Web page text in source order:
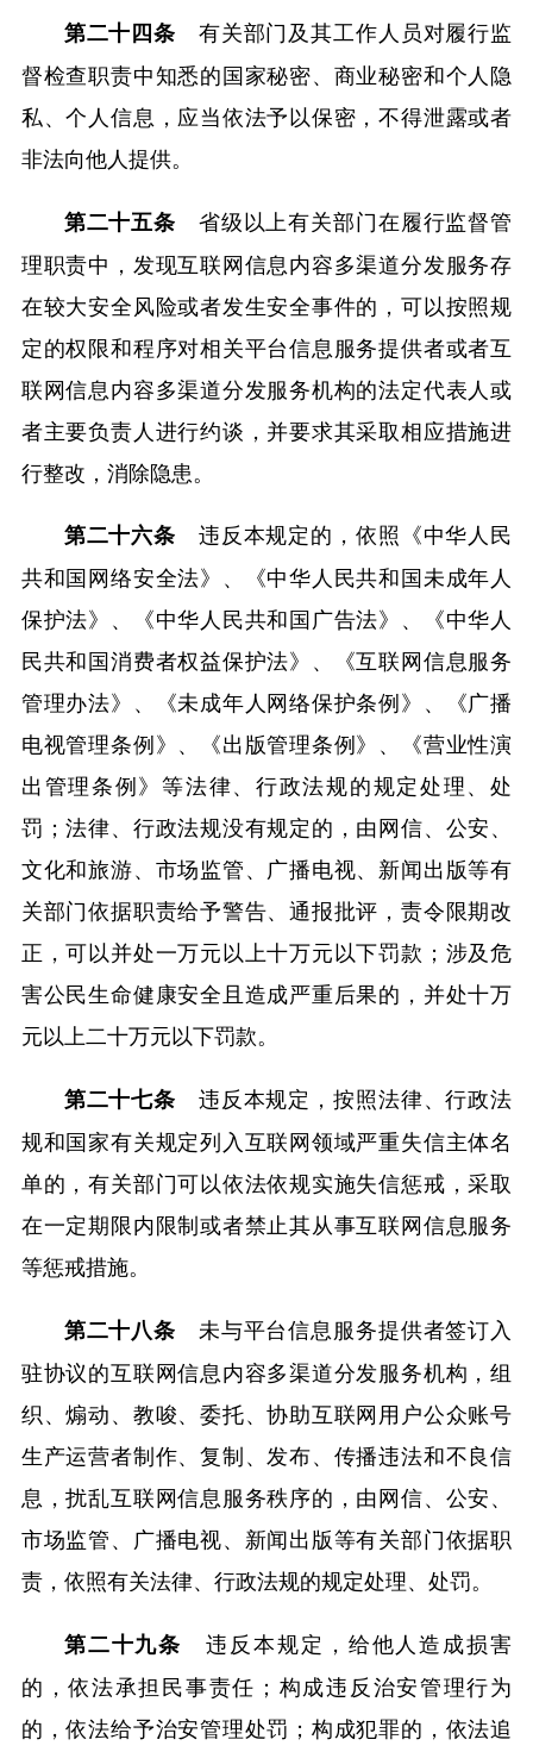
第二十四条 有关部门及其工作人员对履行监
督检查职责中知悉的国家秘密、商业秘密和个人隐
私、个人信息，应当依法予以保密，不得泄露或者
非法向他人提供。
第二十五条 省级以上有关部门在履行监督管
理职责中，发现互联网信息内容多渠道分发服务存
在较大安全风险或者发生安全事件的，可以按照规
定的权限和程序对相关平台信息服务提供者或者互
联网信息内容多渠道分发服务机构的法定代表人或
者主要负责人进行约谈，并要求其采取相应措施进
行整改，消除隐患。
第二十六条 违反本规定的，依照《中华人民
共和国网络安全法》、《中华人民共和国未成年人
保护法》、《中华人民共和国广告法》、《中华人
民共和国消费者权益保护法》、《互联网信息服务
管理办法》、《未成年人网络保护条例》、《广播
电视管理条例》、《出版管理条例》、《营业性演
出管理条例》等法律、行政法规的规定处理、处
罚；法律、行政法规没有规定的，由网信、公安、
文化和旅游、市场监管、广播电视、新闻出版等有
关部门依据职责给予警告、通报批评，责令限期改
正，可以并处一万元以上十万元以下罚款；涉及危
害公民生命健康安全且造成严重后果的，并处十万
元以上二十万元以下罚款。
第二十七条 违反本规定，按照法律、行政法
规和国家有关规定列入互联网领域严重失信主体名
单的，有关部门可以依法依规实施失信惩戒，采取
在一定期限内限制或者禁止其从事互联网信息服务
等惩戒措施。
第二十八条 未与平台信息服务提供者签订入
驻协议的互联网信息内容多渠道分发服务机构，组
织、煽动、教唆、委托、协助互联网用户公众账号
生产运营者制作、复制、发布、传播违法和不良信
息，扰乱互联网信息服务秩序的，由网信、公安、
市场监管、广播电视、新闻出版等有关部门依据职
责，依照有关法律、行政法规的规定处理、处罚。
第二十九条 违反本规定，给他人造成损害
的，依法承担民事责任；构成违反治安管理行为
的，依法给予治安管理处罚；构成犯罪的，依法追